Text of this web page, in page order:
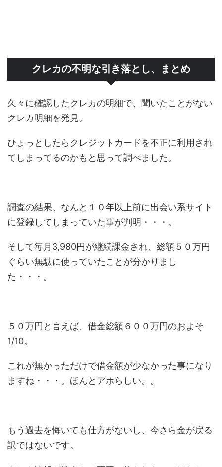
クレカの不明な引き落とし、まとめ
久々に確認したクレカの明細で、聞いたことがない
クレカ明細を発見。
ひょっとしたらクレジットカードを不正に利用され
てしまってるのかもと思って調べました。
調査の結果、なんと１０年以上前に出会い系サイト
に登録してしまっていた事が判明・・・。
そして毎月3,980円が継続課金され、総額５０万円
ぐらい無駄に使っていたことが分かりまし
た・・・。
５０万円と言えば、借金総額６００万円のおよそ
1/10。
これが無かっただけで借金額が少なかった事になり
ますね・・・。ほんとアホらしい。。
もう過去を悔いても仕方がないし、今さら金が戻る
訳ではないです。